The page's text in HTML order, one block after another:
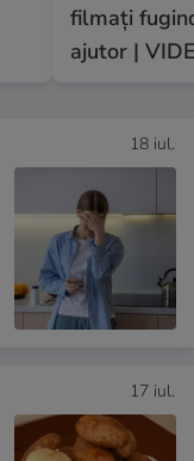
filmați
ajutor |
18 iul.
17 iul.